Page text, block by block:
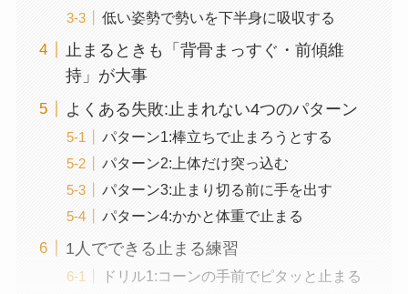
低い姿勢で勢いを下半身に吸収する
止まるときも「背骨まっすぐ・前傾維
持」が大事
よくある失敗:止まれない4つのパターン
パターン1:棒立ちで止まろうとする
パターン2:上体だけ突っ込む
パターン3:止まり切る前に手を出す
パターン4:かかと体重で止まる
1人でできる止まる練習
ドリル1:コーンの手前でピタッと止まる